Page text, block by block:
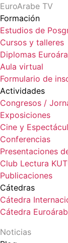
EuroArabe TV
Formación
Estudios de
Cursos y talleres
Diplomas
Aula virtual
Formulario de
Actividades
Congresos /
Exposiciones
Cine y
Conferencias
Presentaciones
Club Lectura
Publicaciones
Cátedras
Cátedra
Cátedra
Noticias